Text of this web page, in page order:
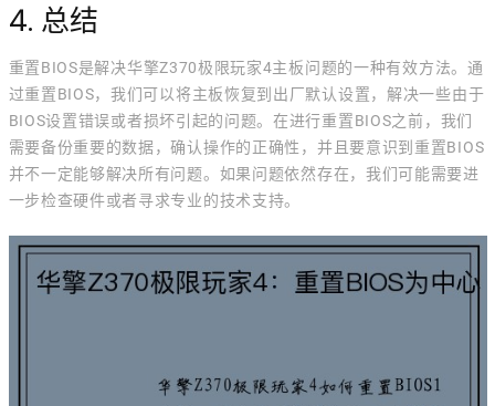
4. 总结
重置BIOS是解决华擎Z370极限玩家4主板问题的一种有效方法。通
过重置BIOS，我们可以将主板恢复到出厂默认设置，解决一些由于
BIOS设置错误或者损坏引起的问题。在进行重置BIOS之前，我们
需要备份重要的数据，确认操作的正确性，并且要意识到重置BIOS
并不一定能够解决所有问题。如果问题依然存在，我们可能需要进
一步检查硬件或者寻求专业的技术支持。